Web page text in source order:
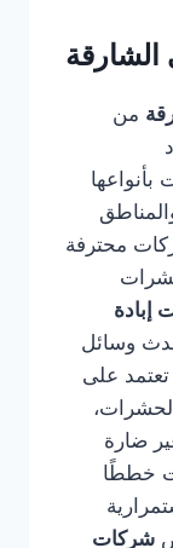
من
محترفة
إبادة
وسائل
تعتمد على
ضارة
خططًا
شركات